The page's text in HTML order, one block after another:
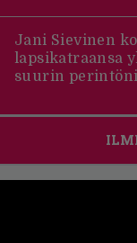
Jani Sievinen
lapsikatraansa
suurin